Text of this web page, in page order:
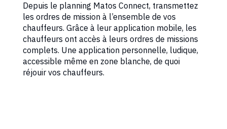
Depuis le planning Matos Connect, transmettez
les ordres de mission à l’ensemble de vos
chauffeurs. Grâce à leur application mobile, les
chauffeurs ont accès à leurs ordres de missions
complets. Une application personnelle, ludique,
accessible même en zone blanche, de quoi
réjouir vos chauffeurs.